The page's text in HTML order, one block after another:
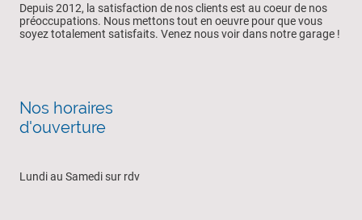
Depuis 2012, la satisfaction de nos clients est au coeur de nos
préoccupations. Nous mettons tout en oeuvre pour que vous
soyez totalement satisfaits. Venez nous voir dans notre garage !
Nos horaires
d'ouverture
Lundi au Samedi sur rdv